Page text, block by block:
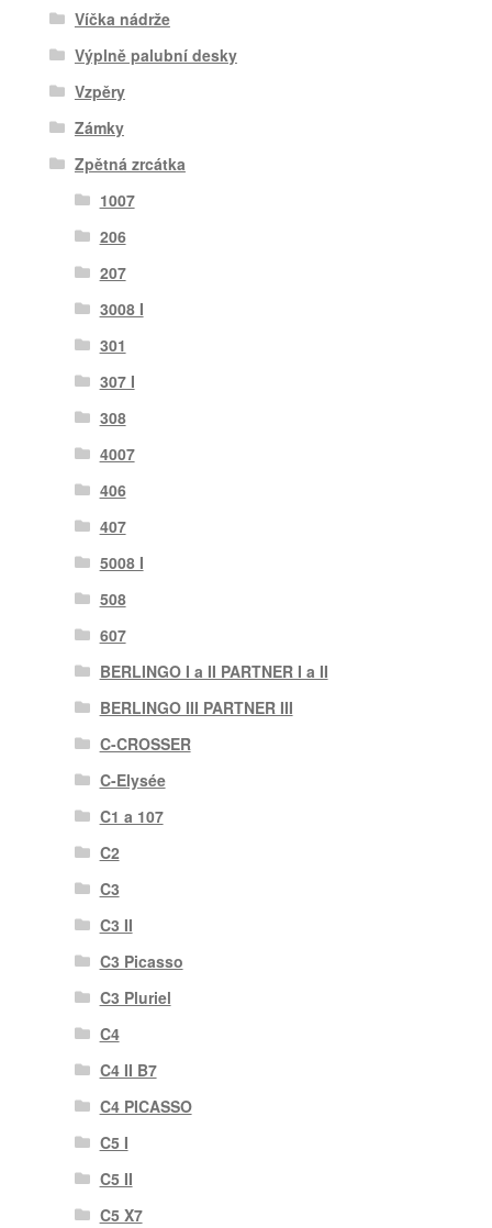
Víčka nádrže
Výplně palubní desky
Vzpěry
Zámky
Zpětná zrcátka
1007
206
207
3008 I
301
307 I
308
4007
406
407
5008 I
508
607
BERLINGO I a II PARTNER I a II
BERLINGO III PARTNER III
C-CROSSER
C-Elysée
C1 a 107
C2
C3
C3 II
C3 Picasso
C3 Pluriel
C4
C4 II B7
C4 PICASSO
C5 I
C5 II
C5 X7